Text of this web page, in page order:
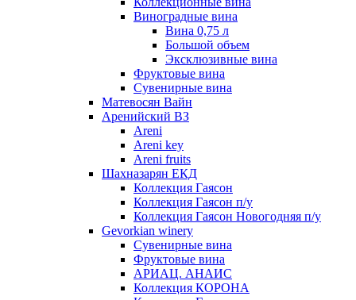
Виноградные вина
Вина 0,75 л
Большой объем
Эксклюзивные вина
Фруктовые вина
Cувенирные вина
Матевосян Вайн
Аренийский ВЗ
Areni
Areni key
Areni fruits
Шахназарян ЕКД
Коллекция Гаясон
Коллекция Гаясон п/у
Коллекция Гаясон Новогодняя п/у
Gevorkian winery
Сувенирные вина
Фруктовые вина
АРИАЦ. АНАИС
Коллекция КОРОНА